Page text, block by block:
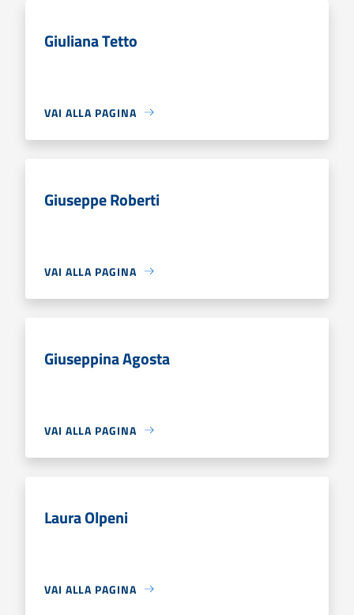
Giuliana Tetto
VAI ALLA PAGINA
Giuseppe Roberti
VAI ALLA PAGINA
Giuseppina Agosta
VAI ALLA PAGINA
Laura Olpeni
VAI ALLA PAGINA